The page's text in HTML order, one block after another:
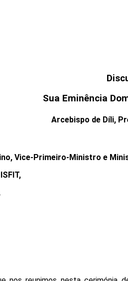
Sua Eminência
Arcebispo de Díli,
Vice-Primeiro-Ministro e